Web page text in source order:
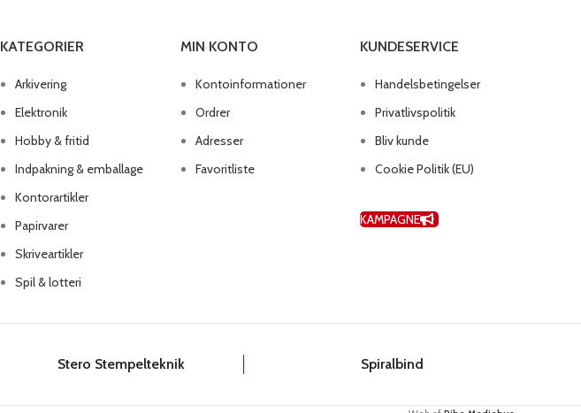
KATEGORIER
Arkivering
Elektronik
Hobby & fritid
Indpakning & emballage
Kontorartikler
Papirvarer
Skriveartikler
Spil & lotteri
MIN KONTO
Kontoinformationer
Ordrer
Adresser
Favoritliste
KUNDESERVICE
Handelsbetingelser
Privatlivspolitik
Bliv kunde
Cookie Politik (EU)
KAMPAGNE
Stero Stempelteknik Spiralbind